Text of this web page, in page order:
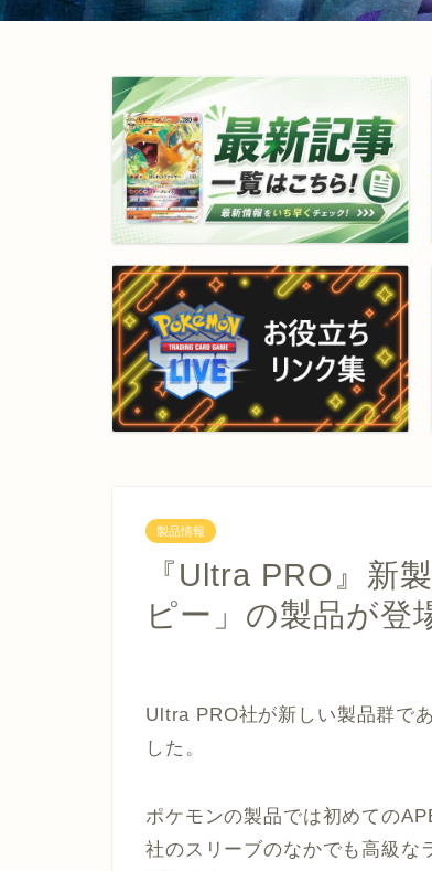
製品情報
『Ultra PRO』新
ピー」の製品が登
Ultra PRO社が新しい製品群で
した。
ポケモンの製品では初めての
社のスリーブのなかでも高級な